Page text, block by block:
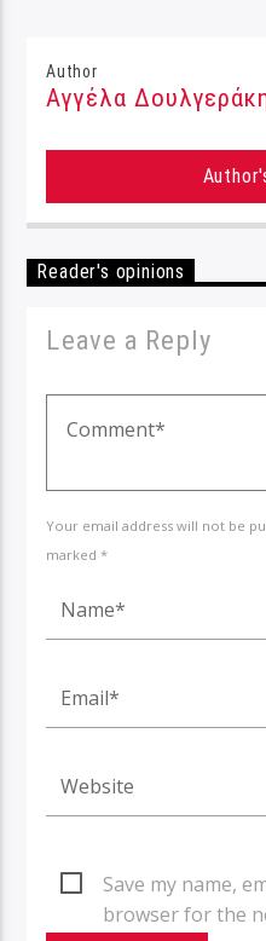
Author
Αγγέλα
Reader's opinions
Leave a Reply
Your email address will not be
marked *
Save my name,
browser for the